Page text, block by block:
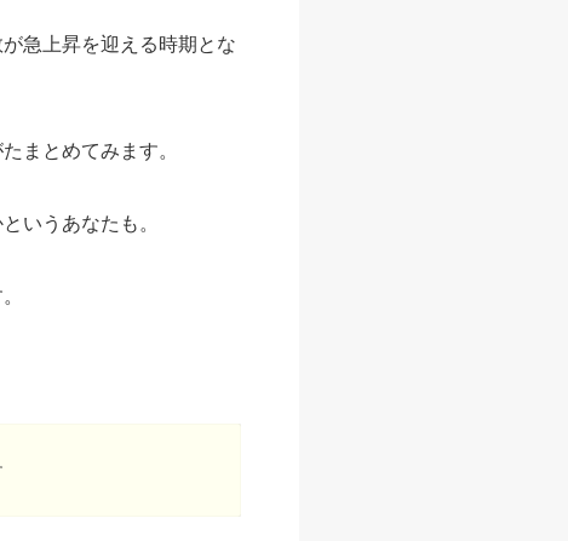
急上昇を迎える時期とな
まとめてみます。
いうあなたも。